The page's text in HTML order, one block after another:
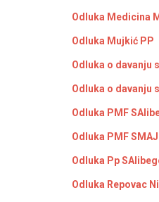
Odluka Medicina
Odluka Mujkić PP
Odluka o davanju
Odluka o davanju
Odluka PMF
Odluka PMF
Odluka Pp
Odluka Repovac